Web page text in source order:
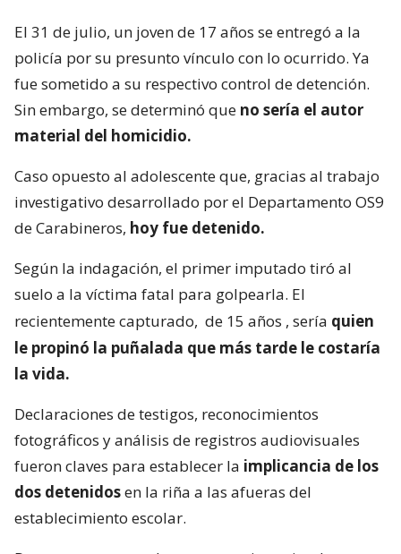
El 31 de julio, un joven de 17 años se entregó a la
policía por su presunto vínculo con lo ocurrido. Ya
fue sometido a su respectivo control de detención.
Sin embargo, se determinó que no sería el autor
material del homicidio.
Caso opuesto al adolescente que, gracias al trabajo
investigativo desarrollado por el Departamento OS9
de Carabineros, hoy fue detenido.
Según la indagación, el primer imputado tiró al
suelo a la víctima fatal para golpearla. El
recientemente capturado, de 15 años , sería quien
le propinó la puñalada que más tarde le costaría
la vida.
Declaraciones de testigos, reconocimientos
fotográficos y análisis de registros audiovisuales
fueron claves para establecer la implicancia de los
dos detenidosen la riña a las afueras del
establecimiento escolar.